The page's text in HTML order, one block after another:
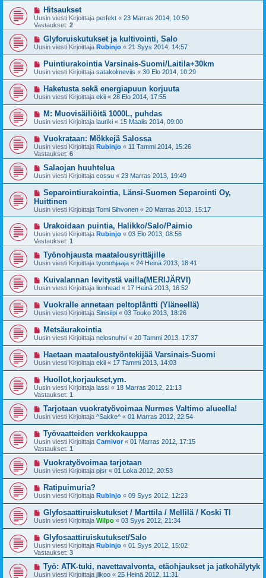
Hitsaukset
Uusin viesti Kirjoittaja perfekt « 23 Marras 2014, 10:50
Vastaukset: 2
Glyforuiskutukset ja kultivointi, Salo
Uusin viesti Kirjoittaja Rubinjo « 21 Syys 2014, 14:57
Puintiurakointia Varsinais-Suomi/Laitila+30km
Uusin viesti Kirjoittaja satakolmeviis « 30 Elo 2014, 10:29
Haketusta sekä energiapuun korjuuta
Uusin viesti Kirjoittaja ekii « 28 Elo 2014, 17:55
M: Muovisäiliöitä 1000L, puhdas
Uusin viesti Kirjoittaja lauriki « 15 Maalis 2014, 09:00
Vuokrataan: Mökkejä Salossa
Uusin viesti Kirjoittaja Rubinjo « 11 Tammi 2014, 15:26
Vastaukset: 6
Salaojan huuhtelua
Uusin viesti Kirjoittaja cossu « 23 Marras 2013, 19:49
Separointiurakointia, Länsi-Suomen Separointi Oy,
Huittinen
Uusin viesti Kirjoittaja Tomi Sihvonen « 20 Marras 2013, 15:17
Urakoidaan puintia, Halikko/Salo/Paimio
Uusin viesti Kirjoittaja Rubinjo « 03 Elo 2013, 08:56
Vastaukset: 1
Työnohjausta maatalousyrittäjille
Uusin viesti Kirjoittaja tyonohjaaja « 24 Heinä 2013, 18:41
Kuivalannan levitystä vailla(MERIJÄRVI)
Uusin viesti Kirjoittaja lionhead « 17 Heinä 2013, 16:52
Vuokralle annetaan peltopläntti (Yläneellä)
Uusin viesti Kirjoittaja Sinisiipi « 03 Touko 2013, 18:26
Metsäurakointia
Uusin viesti Kirjoittaja nelosnuhvi « 20 Tammi 2013, 17:37
Haetaan maataloustyöntekijää Varsinais-Suomi
Uusin viesti Kirjoittaja ekii « 17 Tammi 2013, 14:03
Huollot,korjaukset,ym.
Uusin viesti Kirjoittaja lassi « 18 Marras 2012, 21:13
Vastaukset: 1
Tarjotaan vuokratyövoimaa Nurmes Valtimo alueella!
Uusin viesti Kirjoittaja ^Sakke^ « 01 Marras 2012, 22:54
Työvaatteiden verkkokauppa
Uusin viesti Kirjoittaja Carnivor« 01 Marras 2012, 17:15
Vastaukset: 1
Vuokratyövoimaa tarjotaan
Uusin viesti Kirjoittaja pjsr « 01 Loka 2012, 20:53
Ratipuimuria?
Uusin viesti Kirjoittaja Rubinjo « 09 Syys 2012, 12:23
Glyfosaattiruiskutukset / Marttila / Mellilä / Koski Tl
Uusin viesti Kirjoittaja Wilpo « 03 Syys 2012, 21:34
Glyfosaattiruiskutukset/Salo
Uusin viesti Kirjoittaja Rubinjo « 01 Syys 2012, 15:02
Vastaukset: 3
Työ: ATK-tuki, navettavalvonta, etäohjaukset ja jatkohälytyk
Uusin viesti Kirjoittaja jiikoo « 25 Heinä 2012, 11:31